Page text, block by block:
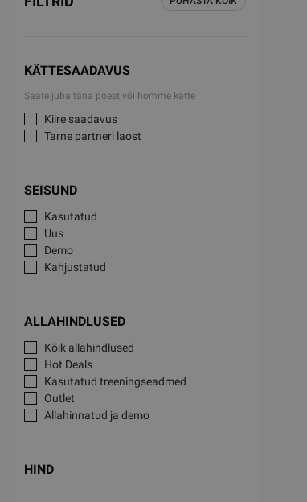
KÄTTESAADAVUS
Saate juba täna poest või homme kätte
Kiire saadavus
Tarne partneri laost
SEISUND
Kasutatud
Uus
Demo
Kahjustatud
ALLAHINDLUSED
Kõik allahindlused
Hot Deals
Kasutatud treeningseadmed
Outlet
Allahinnatud ja demo
HIND